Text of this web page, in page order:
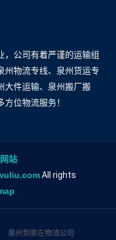
，公司有着严谨的运输组
州物流专线、泉州货运专
大件运输、泉州搬厂搬
位物流服务！
站
All rights
泉州到崇左物流公司